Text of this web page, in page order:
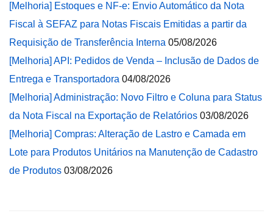
[Melhoria] Estoques e NF-e: Envio Automático da Nota
Fiscal à SEFAZ para Notas Fiscais Emitidas a partir da
Requisição de Transferência Interna 05/08/2026
[Melhoria] API: Pedidos de Venda – Inclusão de Dados de
Entrega e Transportadora 04/08/2026
[Melhoria] Administração: Novo Filtro e Coluna para Status
da Nota Fiscal na Exportação de Relatórios 03/08/2026
[Melhoria] Compras: Alteração de Lastro e Camada em
Lote para Produtos Unitários na Manutenção de Cadastro
de Produtos 03/08/2026